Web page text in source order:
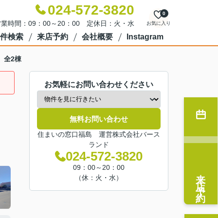
024-572-3820
時間：09：00～20：00 定休日：火・水 お気に入り
0
検索 来店予約 会社概要 Instagram
全2棟
お気軽にお問い合わせください
無料お問い合わせ
住まいの窓口福島 運営株式会社バース
ランド
024-572-3820
09：00～20：00
（休：火・水）
来店予約